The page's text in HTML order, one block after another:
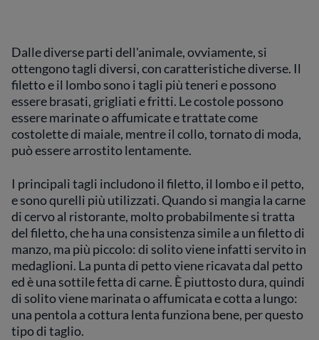
Dalle diverse parti dell'animale, ovviamente, si
ottengono tagli diversi, con caratteristiche diverse. Il
filetto e il lombo sono i tagli più teneri e possono
essere brasati, grigliati e fritti. Le costole possono
essere marinate o affumicate e trattate come
costolette di maiale, mentre il collo, tornato di moda,
può essere arrostito lentamente.
I principali tagli includono il filetto, il lombo e il petto,
e sono qurelli più utilizzati. Quando si mangia la carne
di cervo al ristorante, molto probabilmente si tratta
del filetto, che ha una consistenza simile a un filetto di
manzo, ma più piccolo: di solito viene infatti servito in
medaglioni. La punta di petto viene ricavata dal petto
ed è una sottile fetta di carne. È piuttosto dura, quindi
di solito viene marinata o affumicata e cotta a lungo:
una pentola a cottura lenta funziona bene, per questo
tipo di taglio.